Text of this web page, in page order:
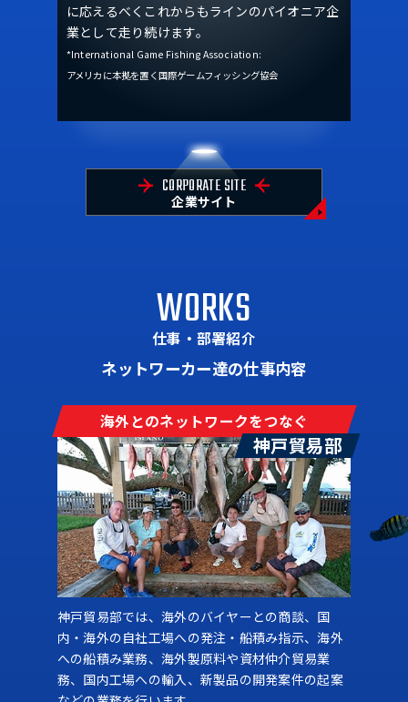
に応えるべくこれからもラインのパイオニア企
業として走り続けます。
*International Game Fishing Association:
アメリカに本拠を置く国際ゲームフィッシング協会
CORPORATE SITE
企業サイト
WORKS
仕事・部署紹介
ネットワーカー達の仕事内容
海外とのネットワークをつなぐ
神戸貿易部
神戸貿易部では、海外のバイヤーとの商談、国
内・海外の自社工場への発注・船積み指示、海外
への船積み業務、海外製原料や資材仲介貿易業
務、国内工場への輸入、新製品の開発案件の起案